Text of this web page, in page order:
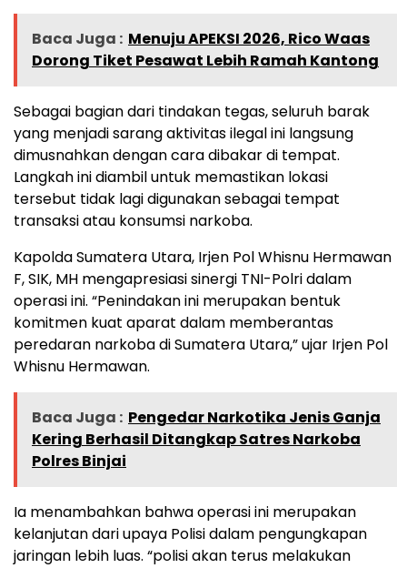
Baca Juga : Menuju APEKSI 2026, Rico Waas
Dorong Tiket Pesawat Lebih Ramah Kantong
Sebagai bagian dari tindakan tegas, seluruh barak
yang menjadi sarang aktivitas ilegal ini langsung
dimusnahkan dengan cara dibakar di tempat.
Langkah ini diambil untuk memastikan lokasi
tersebut tidak lagi digunakan sebagai tempat
transaksi atau konsumsi narkoba.
Kapolda Sumatera Utara, Irjen Pol Whisnu Hermawan
F, SIK, MH mengapresiasi sinergi TNI-Polri dalam
operasi ini. “Penindakan ini merupakan bentuk
komitmen kuat aparat dalam memberantas
peredaran narkoba di Sumatera Utara,” ujar Irjen Pol
Whisnu Hermawan.
Baca Juga : Pengedar Narkotika Jenis Ganja
Kering Berhasil Ditangkap Satres Narkoba
Polres Binjai
Ia menambahkan bahwa operasi ini merupakan
kelanjutan dari upaya Polisi dalam pengungkapan
jaringan lebih luas. “polisi akan terus melakukan